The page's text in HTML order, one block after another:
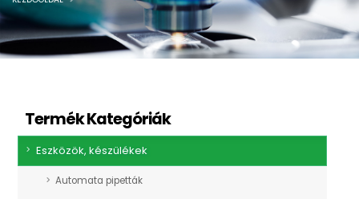
Termék Kategóriák
Eszközök, készülékek
Automata pipetták